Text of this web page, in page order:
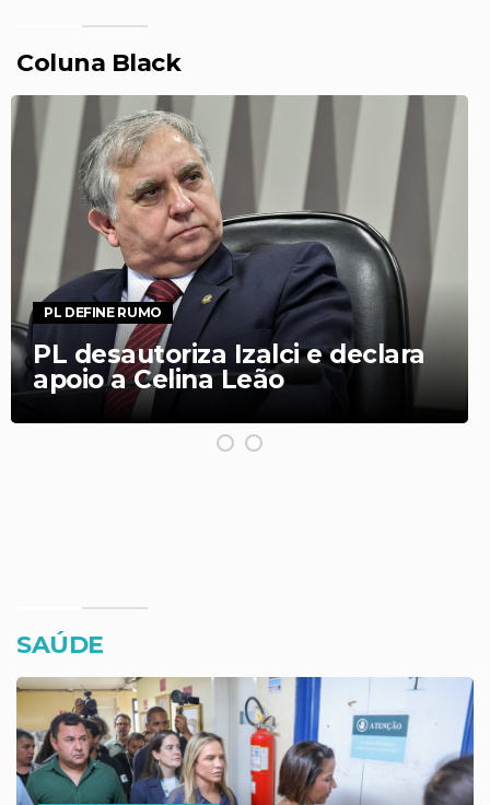
Coluna Black
Notas fiscais colocam Vero
Notícias sob pressão por
explicações sobre vínculos
comerciais
SAÚDE